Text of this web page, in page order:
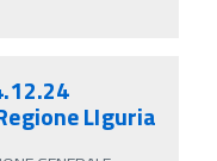
LIguria